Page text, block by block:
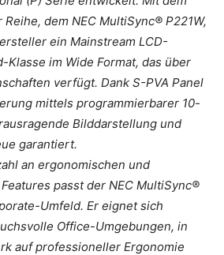
dem NEC MultiSync® P221W,
ein Mainstream LCD-
Klasse im Wide Format, das über
verfügt. Dank S-PVA Panel
mittels programmierbarer 10-
Bilddarstellung und
garantiert.
an ergonomischen und
passt der NEC MultiSync®
Umfeld. Er eignet sich
Office-Umgebungen, in
auf professioneller Ergonomie